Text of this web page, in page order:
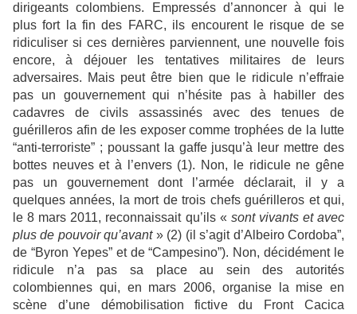
dirigeants colombiens. Empressés d’annoncer à qui le
plus fort la fin des FARC, ils encourent le risque de se
ridiculiser si ces dernières parviennent, une nouvelle fois
encore, à déjouer les tentatives militaires de leurs
adversaires. Mais peut être bien que le ridicule n’effraie
pas un gouvernement qui n’hésite pas à habiller des
cadavres de civils assassinés avec des tenues de
guérilleros afin de les exposer comme trophées de la lutte
“anti-terroriste” ; poussant la gaffe jusqu’à leur mettre des
bottes neuves et à l’envers (1). Non, le ridicule ne gêne
pas un gouvernement dont l’armée déclarait, il y a
quelques années, la mort de trois chefs guérilleros et qui,
le 8 mars 2011, reconnaissait qu’ils « sont vivants et avec
plus de pouvoir qu’avant» (2) (il s’agit d’Albeiro Cordoba”,
de “Byron Yepes” et de “Campesino”). Non, décidément le
ridicule n’a pas sa place au sein des autorités
colombiennes qui, en mars 2006, organise la mise en
scène d’une démobilisation fictive du Front Cacica